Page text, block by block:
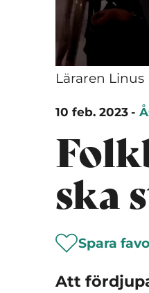
Läraren
10 feb. 2023 -
ska
Spara
Att